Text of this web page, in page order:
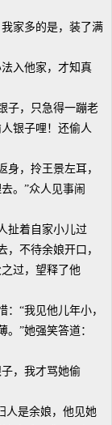
家多的是，装了满
入他家，才知真
，只急得一蹦老
银子哩！还偷人
，拎王景左耳，
。”众人见事闹
扯着自家小儿过
不待余娘开口，
过，望释了他
“我见他儿年小，
”她强笑答道：
，我才骂她偷
是余娘，他见她